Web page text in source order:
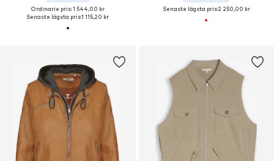
Ordinarie pris: 1 544,00 kr
Senaste lägsta pris:1 115,20 kr
Senaste lägsta pris:2 250,00 kr